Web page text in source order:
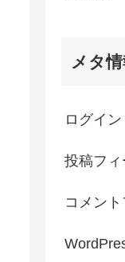
メタ
ログイン
投稿フィ
コメン